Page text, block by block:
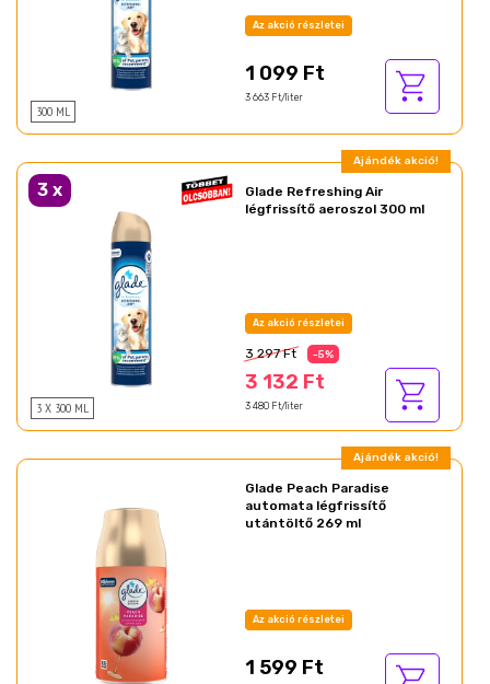
300 ML
Az akció részletei
1 099 Ft
3 663 Ft/liter
Ajándék akció!
3 x
3 X 300 ML
Glade Refreshing Air
légfrissítő aeroszol 300 ml
Az akció részletei
3 297 Ft -5%
3 132 Ft
3 480 Ft/liter
Ajándék akció!
Glade Peach Paradise
automata légfrissítő
utántöltő 269 ml
Az akció részletei
1 599 Ft